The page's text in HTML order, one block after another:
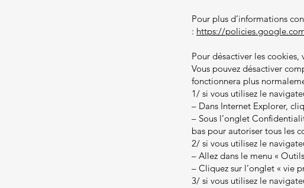
Pour plus d’informations
: https://
Pour désactiver les cookies,
Vous pouvez désactiver
fonctionnera plus
1/ si vous utilisez le
– Dans Internet Explorer,
– Sous l’onglet
bas pour autoriser tous les
2/ si vous utilisez le
– Allez dans le menu «
– Cliquez sur l’onglet « vie
3/ si vous utilisez le